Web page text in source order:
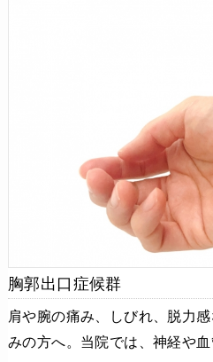
胸郭出口症候群
肩や腕の痛み、しびれ、脱力
みの方へ。当院では、神経や